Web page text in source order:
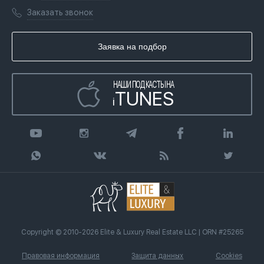
Гражданство ОАЭ
Книги
Инфографика
Агентство недвижимости
Заказать звонок
Заявка на подбор
НАШИ ПОДКАСТЫ НА
iTUNES
Copyright © 2010-2026 Elite & Luxury Real Estate LLC | ORN #25265
Правовая информация Защита данных Cookies